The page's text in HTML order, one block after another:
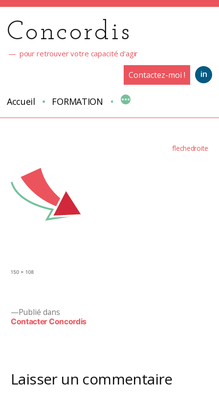
contenu
Concordis
pour retrouver votre capacité d'agir
in
Contactez-moi !
Accueil FORMATION
flechedroite
Taille
150 × 108
Navigation
Publié dans
Contacter Concordis
Laisser un commentaire